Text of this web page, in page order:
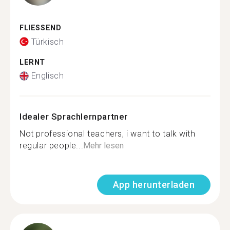
FLIESSEND
Türkisch
LERNT
Englisch
Idealer Sprachlernpartner
Not professional teachers, i want to talk with
regular people...Mehr lesen
App herunterladen